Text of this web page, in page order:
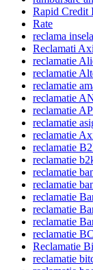
Rapid Credit
Rate
reclama
Reclamati
reclamatie
reclamatie
reclamatie
reclamatie
reclamatie
reclamatie
reclamatie
reclamatie
reclamatie
reclamatie
reclamatie
reclamatie
reclamatie
reclamatie
reclamatie
Reclamatie
reclamatie